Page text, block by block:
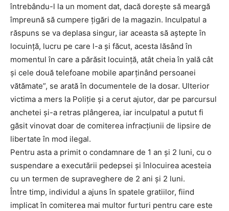
întrebându-l la un moment dat, dacă dorește să meargă
împreună să cumpere țigări de la magazin. Inculpatul a
răspuns se va deplasa singur, iar aceasta să aștepte în
locuință, lucru pe care l-a și făcut, acesta lăsând în
momentul în care a părăsit locuință, atât cheia în yală cât
și cele două telefoane mobile aparținând persoanei
vătămate”, se arată în documentele de la dosar. Ulterior
victima a mers la Poliție și a cerut ajutor, dar pe parcursul
anchetei și-a retras plângerea, iar inculpatul a putut fi
găsit vinovat doar de comiterea infracțiunii de lipsire de
libertate în mod ilegal.
Pentru asta a primit o condamnare de 1 an și 2 luni, cu o
suspendare a executării pedepsei și înlocuirea acesteia
cu un termen de supraveghere de 2 ani și 2 luni.
Între timp, individul a ajuns în spatele gratiilor, fiind
implicat în comiterea mai multor furturi pentru care este